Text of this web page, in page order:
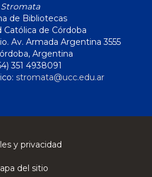
Stromata
de Bibliotecas
Católica de Córdoba
Av. Armada Argentina 3555
Argentina
351 4938091
stromata@ucc.edu.ar
y privacidad
del sitio